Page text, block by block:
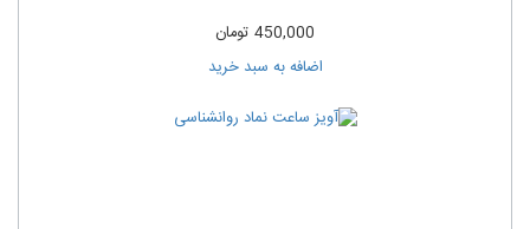
450,000 تومان
اضافه به سبد خرید